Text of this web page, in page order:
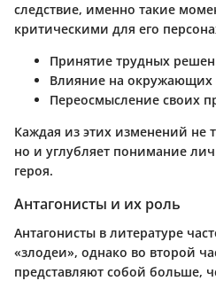
следствие, именно такие
критическими для его
Принятие трудных
Влияние на окружающих
Переосмысление своих
Каждая из этих изменений не
но и углубляет понимание
героя.
Антагонисты и их роль
Антагонисты в литературе
«злодеи», однако во второй
представляют собой больше,